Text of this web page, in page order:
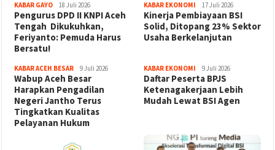
KABAR GAYO 18 Juli 2026
‎Pengurus DPD II KNPI Aceh
Tengah Dikukuhkan,
Feriyanto: Pemuda Harus
Bersatu!
KABAR EKONOMI 17 Juli 2026
Kinerja Pembiayaan BSI
Solid, Ditopang 23% Sektor
Usaha Berkelanjutan
KABAR ACEH BESAR 9 Juli 2026
Wabup Aceh Besar
Harapkan Pengadilan
Negeri Jantho Terus
Tingkatkan Kualitas
Pelayanan Hukum
KABAR EKONOMI 9 Juli 2026
Daftar Peserta BPJS
Ketenagakerjaan Lebih
Mudah Lewat BSI Agen